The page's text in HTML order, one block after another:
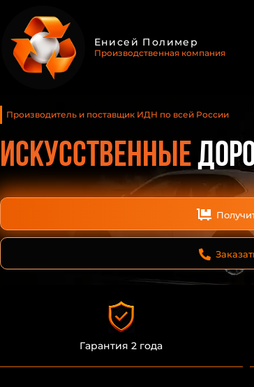
Енисей Полимер
Производственная компания
Производитель и поставщик ИДН по всей России
Искусственные
Гарантия 2 года